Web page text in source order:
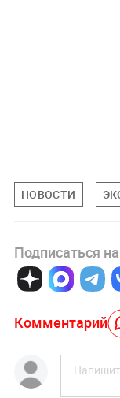
НОВОСТИ
Подписаться
Комментарий